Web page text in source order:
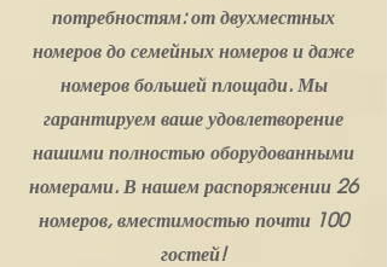
потребностям: от двухместных
номеров до семейных номеров и даже
номеров большей площади. Мы
гарантируем ваше удовлетворение
нашими полностью оборудованными
номерами. В нашем распоряжении 26
номеров, вместимостью почти 100
гостей!